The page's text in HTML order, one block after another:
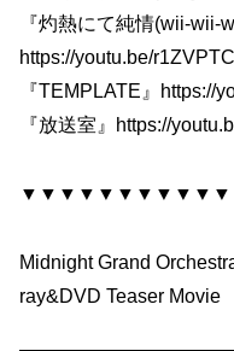
『灼熱にて純情(wii-wii-
https://youtu.be/
『TEMPLATE』https://
『放送室』https://
Midnight Grand
ray&DVD Teaser Movie